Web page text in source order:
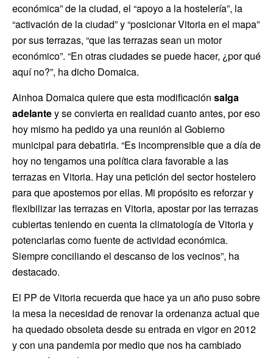
económica” de la ciudad, el “apoyo a la hostelería”, la
“activación de la ciudad” y “posicionar Vitoria en el mapa”
por sus terrazas, “que las terrazas sean un motor
económico”. “En otras ciudades se puede hacer, ¿por qué
aquí no?”, ha dicho Domaica.
Ainhoa Domaica quiere que esta modificación salga
adelantey se convierta en realidad cuanto antes, por eso
hoy mismo ha pedido ya una reunión al Gobierno
municipal para debatirla. “Es incomprensible que a día de
hoy no tengamos una política clara favorable a las
terrazas en Vitoria. Hay una petición del sector hostelero
para que apostemos por ellas. Mi propósito es reforzar y
flexibilizar las terrazas en Vitoria, apostar por las terrazas
cubiertas teniendo en cuenta la climatología de Vitoria y
potenciarlas como fuente de actividad económica.
Siempre conciliando el descanso de los vecinos”, ha
destacado.
El PP de Vitoria recuerda que hace ya un año puso sobre
la mesa la necesidad de renovar la ordenanza actual que
ha quedado obsoleta desde su entrada en vigor en 2012
y con una pandemia por medio que nos ha cambiado